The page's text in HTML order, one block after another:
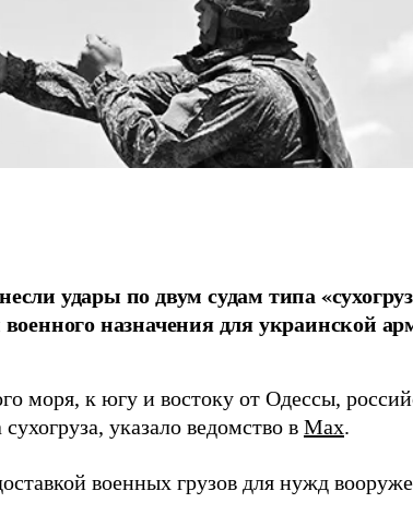
удары по двум судам типа
назначения для украинской
моря, к югу и востоку от Одессы,
указало ведомство в Max.
военных грузов для нужд